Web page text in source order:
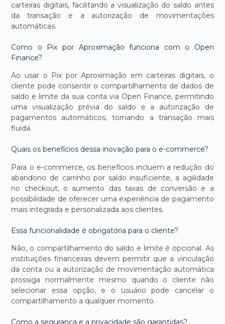
carteiras digitais, facilitando a visualização do saldo antes
da transação e a autorização de movimentações
automáticas.
Como o Pix por Aproximação funciona com o Open
Finance?
Ao usar o Pix por Aproximação em carteiras digitais, o
cliente pode consentir o compartilhamento de dados de
saldo e limite da sua conta via Open Finance, permitindo
uma visualização prévia do saldo e a autorização de
pagamentos automáticos, tornando a transação mais
fluida.
Quais os benefícios dessa inovação para o e-commerce?
Para o e-commerce, os benefícios incluem a redução do
abandono de carrinho por saldo insuficiente, a agilidade
no checkout, o aumento das taxas de conversão e a
possibilidade de oferecer uma experiência de pagamento
mais integrada e personalizada aos clientes.
Essa funcionalidade é obrigatória para o cliente?
Não, o compartilhamento do saldo e limite é opcional. As
instituições financeiras devem permitir que a vinculação
da conta ou a autorização de movimentação automática
prossiga normalmente mesmo quando o cliente não
selecionar essa opção, e o usuário pode cancelar o
compartilhamento a qualquer momento.
Como a segurança e a privacidade são garantidas?